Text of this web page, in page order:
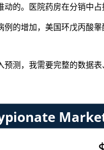
的。医院药房在分销中
例的增加，美国环戊丙酸
预测，我需要完整的数据